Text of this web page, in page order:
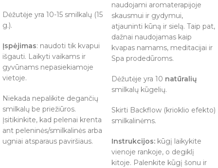
Dėžutėje yra 10-15 smilkalų (15
g.).
Įspėjimas: naudoti tik kvapui
išgauti. Laikyti vaikams ir
gyvūnams nepasiekiamoje
vietoje.
Niekada nepalikite degančių
smilkalų be priežiūros.
Įsitikinkite, kad pelenai krenta
ant peleninės/smilkalinės arba
ugniai atsparaus paviršiaus.
naudojami aromaterapijoje
skausmui ir gydymui,
atjauninti kūną ir sielą. Taip pat,
dažnai naudojamas kaip
kvapas namams, meditacijai ir
Spa prodedūroms.
Dėžutėje yra 10 natūralių
smilkalų kūgelių.
Skirti Backflow (krioklio efekto)
smilkalinėms.
Instrukcijos: kūgį laikykite
vienoje rankoje, o degiklį
kitoje. Palenkite kūgį šonu ir